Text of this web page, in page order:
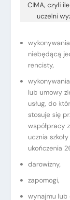
CIMA, czyli
uczelni
niebędącą
rencisty,
lub umowy
usług, do
stosuje się
współpracy
ucznia
ukończenia
darowizny,
zapomogi,
wynajmu lub